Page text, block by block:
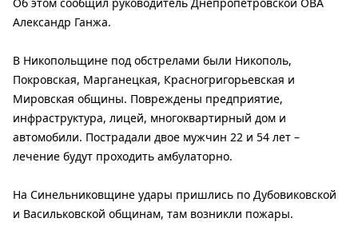
Александр Ганжа.
В Никопольщине под обстрелами были Никополь,
Покровская, Марганецкая, Красногригорьевская и
Мировская общины. Повреждены предприятие,
инфраструктура, лицей, многоквартирный дом и
автомобили. Пострадали двое мужчин 22 и 54 лет –
лечение будут проходить амбулаторно.
На Синельниковщине удары пришлись по Дубовиковской
и Васильковской общинам, там возникли пожары.